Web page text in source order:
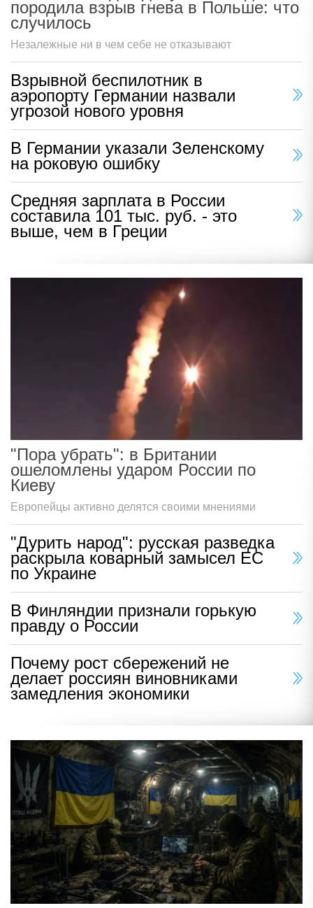
породила взрыв гнева в Польше: что
случилось
Незалежные ни в чем себе не отказывают
Взрывной беспилотник в
аэропорту Германии назвали
угрозой нового уровня
В Германии указали Зеленскому
на роковую ошибку
Средняя зарплата в России
составила 101 тыс. руб. - это
выше, чем в Греции
"Пора убрать": в Британии
ошеломлены ударом России по
Киеву
Европейцы активно делятся своими мнениями
"Дурить народ": русская разведка
раскрыла коварный замысел ЕС
по Украине
В Финляндии признали горькую
правду о России
Почему рост сбережений не
делает россиян виновниками
замедления экономики